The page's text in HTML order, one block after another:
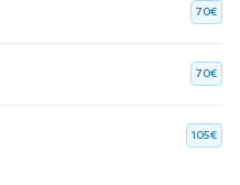
70€
70€
105€